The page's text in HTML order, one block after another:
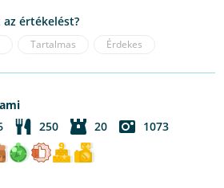
értékelést?
Tartalmas Érdekes
250 20 1073